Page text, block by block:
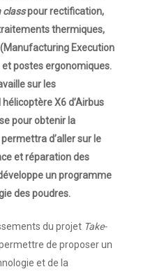
classpour rectification,
thermiques,
(Manufacturing Execution
postes ergonomiques.
sur les
X6 d’Airbus
pour obtenir la
d’aller sur le
et réparation des
un programme
des poudres.
du projet Take-
de proposer un
et de la